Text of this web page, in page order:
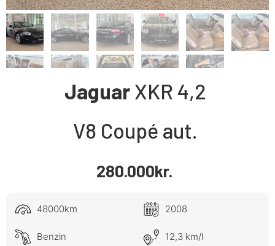
JaguarXKR 4,2
V8 Coupé aut.
280.000kr.
48000km 2008
Benzin 12,3 km/l